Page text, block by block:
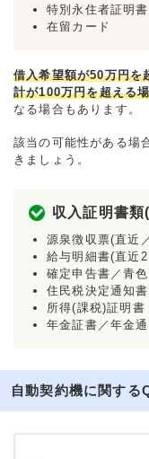
特別永住者証明書
在留カード
借入希望額が50万円を
計が100万円を超える
なる場合もあります。
該当の可能性がある場
きましょう。
収入証明書
源泉徴収票(直近
給与明細書(直近
確定申告書／青
住民税決定通知
所得(課税)証明書
年金証書／年金
自動契約機に関する